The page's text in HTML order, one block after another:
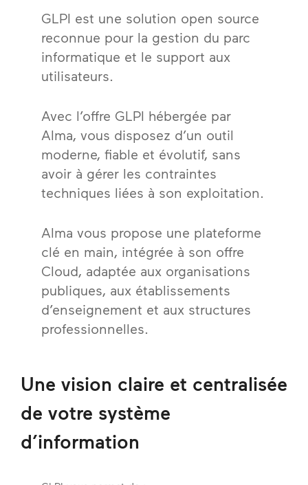
GLPI est une solution open source
reconnue pour la gestion du parc
informatique et le support aux
utilisateurs.
Avec l’offre GLPI hébergée par
Alma, vous disposez d’un outil
moderne, fiable et évolutif, sans
avoir à gérer les contraintes
techniques liées à son exploitation.
Alma vous propose une plateforme
clé en main, intégrée à son offre
Cloud, adaptée aux organisations
publiques, aux établissements
d’enseignement et aux structures
professionnelles.
Une vision claire et centralisée
de votre système
d’information